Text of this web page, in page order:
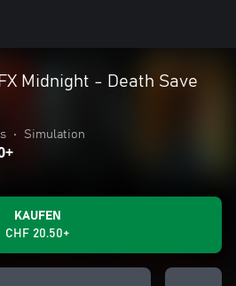
Midnight - Death Save
• Simulation
KAUFEN
CHF 20.50+